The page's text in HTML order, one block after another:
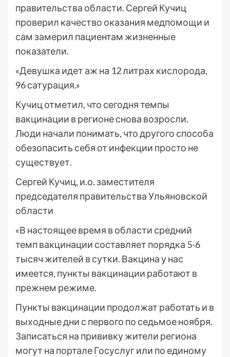
правительства области. Сергей Кучиц
проверил качество оказания медпомощи и
сам замерил пациентам жизненные
показатели.
«Девушка идет аж на 12 литрах кислорода,
96 сатурация.»
Кучиц отметил, что сегодня темпы
вакцинации в регионе снова возросли.
Люди начали понимать, что другого способа
обезопасить себя от инфекции просто не
существует.
Сергей Кучиц, и.о. заместителя
председателя правительства Ульяновской
области
«В настоящее время в области средний
темп вакцинации составляет порядка 5-6
тысяч жителей в сутки. Вакцина у нас
имеется, пункты вакцинации работают в
прежнем режиме.
Пункты вакцинации продолжат работать и в
выходные дни с первого по седьмое ноября.
Записаться на прививку жители региона
могут на портале Госуслуг или по единому